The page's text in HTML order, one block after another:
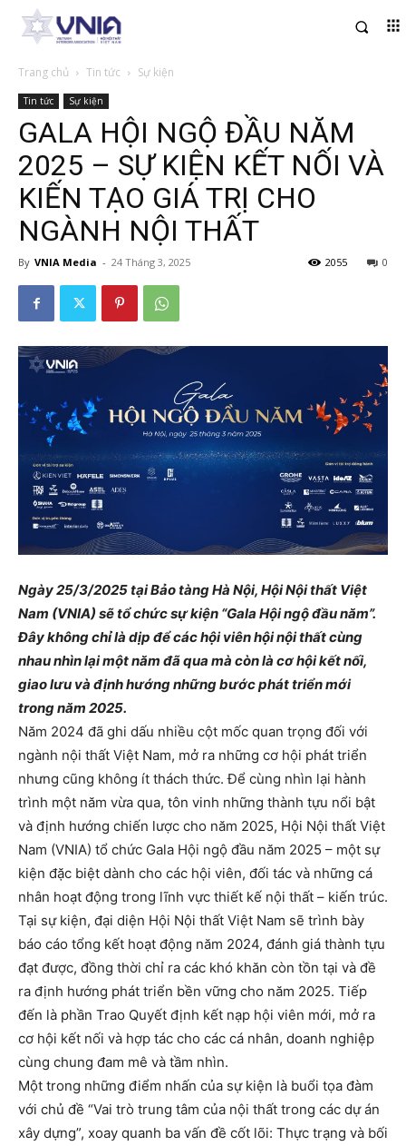
Trang chủ Tin tức Sự kiện
Tin tức Sự kiện
GALA HỘI NGỘ ĐẦU NĂM
2025 – SỰ KIỆN KẾT NỐI VÀ
KIẾN TẠO GIÁ TRỊ CHO
NGÀNH NỘI THẤT
By VNIA Media - 24 Tháng 3, 2025 0
2055
Ngày 25/3/2025 tại Bảo tàng Hà Nội, Hội Nội thất Việt
Nam (VNIA) sẽ tổ chức sự kiện “Gala Hội ngộ đầu năm”.
Đây không chỉ là dịp để các hội viên hội nội thất cùng
nhau nhìn lại một năm đã qua mà còn là cơ hội kết nối,
giao lưu và định hướng những bước phát triển mới
trong năm 2025.
Năm 2024 đã ghi dấu nhiều cột mốc quan trọng đối với
ngành nội thất Việt Nam, mở ra những cơ hội phát triển
nhưng cũng không ít thách thức. Để cùng nhìn lại hành
trình một năm vừa qua, tôn vinh những thành tựu nổi bật
và định hướng chiến lược cho năm 2025, Hội Nội thất Việt
Nam (VNIA) tổ chức Gala Hội ngộ đầu năm 2025 – một sự
kiện đặc biệt dành cho các hội viên, đối tác và những cá
nhân hoạt động trong lĩnh vực thiết kế nội thất – kiến trúc.
Tại sự kiện, đại diện Hội Nội thất Việt Nam sẽ trình bày
báo cáo tổng kết hoạt động năm 2024, đánh giá thành tựu
đạt được, đồng thời chỉ ra các khó khăn còn tồn tại và đề
ra định hướng phát triển bền vững cho năm 2025. Tiếp
đến là phần Trao Quyết định kết nạp hội viên mới, mở ra
cơ hội kết nối và hợp tác cho các cá nhân, doanh nghiệp
cùng chung đam mê và tầm nhìn.
Một trong những điểm nhấn của sự kiện là buổi tọa đàm
với chủ đề “Vai trò trung tâm của nội thất trong các dự án
xây dựng”, xoay quanh ba vấn đề cốt lõi: Thực trạng và bối